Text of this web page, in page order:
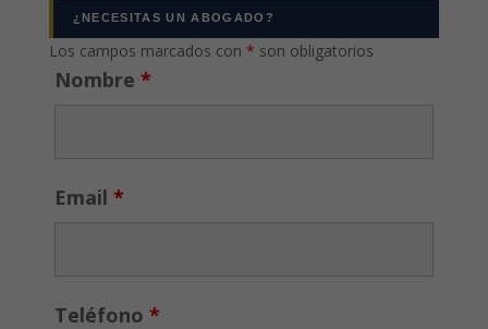
¿NECESITAS UN ABOGADO?
Los campos marcados con * son obligatorios
Nombre *
Email *
Teléfono *